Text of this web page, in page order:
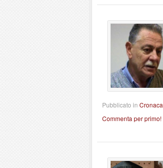
Pubblicato in Cronaca
Commenta per primo!